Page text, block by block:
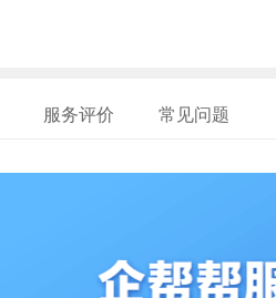
服务评价 常见问题